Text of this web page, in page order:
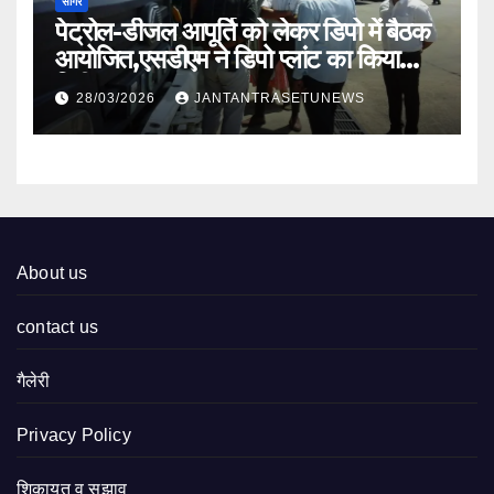
पेट्रोल-डीजल आपूर्ति को लेकर डिपो में बैठक
आयोजित,एसडीएम ने डिपो प्लांट का किया
निरीक्षण
28/03/2026 JANTANTRASETUNEWS
About us
contact us
गैलेरी
Privacy Policy
शिकायत व सुझाव